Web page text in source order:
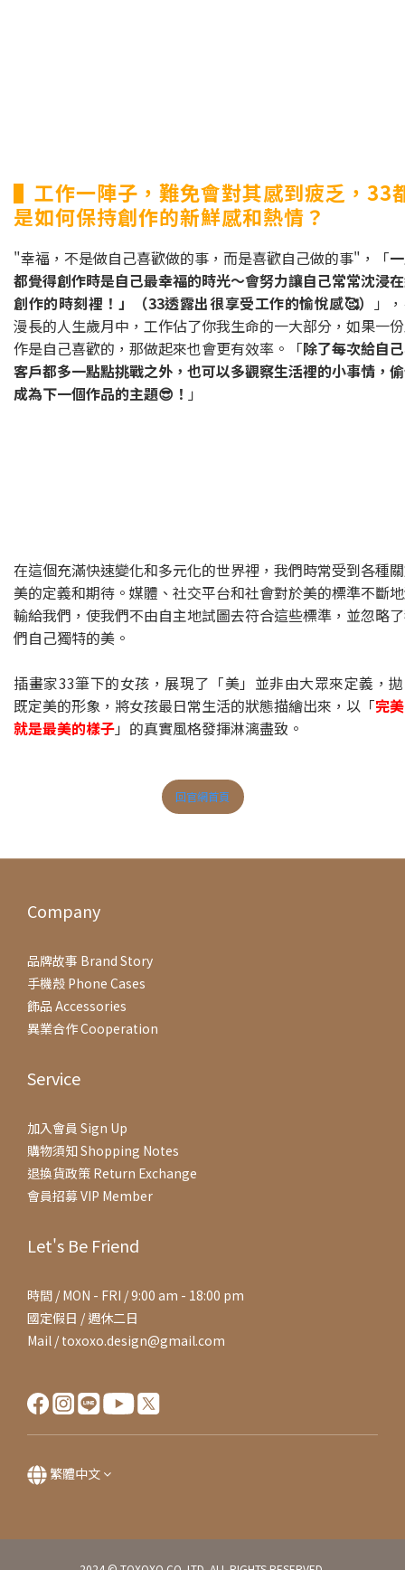
▌工作一陣子，難免會對其感到疲乏，33
是如何保持創作的新鮮感和熱情？
"幸福，不是做自己喜歡做的事，而是喜歡自己做的事"，「
都覺得創作時是自己最幸福的時光～會努力讓自己常常沈浸
創作的時刻裡！」（33透露出很享受工作的愉悅感🥰）
」
漫長的人生歲月中，工作佔了你我生命的一大部分，如果一
作是自己喜歡的，那做起來也會更有效率。「除了每次給自
客戶都多一點點挑戰之外，也可以多觀察生活裡的小事情，
成為下一個作品的主題😎！ 」
在這個充滿快速變化和多元化的世界裡，我們時常受到各種
美的定義和期待。媒體、社交平台和社會對於美的標準不斷
輸給我們，使我們不由自主地試圖去符合這些標準，並忽略
們自己獨特的美。
插畫家33筆下的女孩，展現了「美」並非由大眾來定義，
既定美的形象，將女孩最日常生活的狀態描繪出來，以「完
就是最美的樣子」的真實風格發揮淋漓盡致。
回官網首頁
Company
品牌故事 Brand Story
手機殼 Phone Cases
飾品 Accessories
異業合作 Cooperation
Service
加入會員 Sign Up
購物須知 Shopping Notes
退換貨政策 Return Exchange
會員招募 VIP Member
Let's Be Friend
時間 / MON - FRI / 9:00 am - 18:00 pm
國定假日 / 週休二日
Mail / toxoxo.design@gmail.com
繁體中文